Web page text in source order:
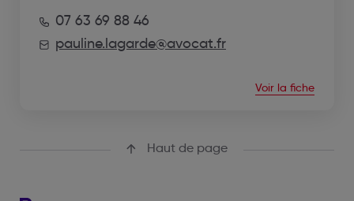
07 63 69 88 46
pauline.lagarde@avocat.fr
Voir la fiche
Haut de page